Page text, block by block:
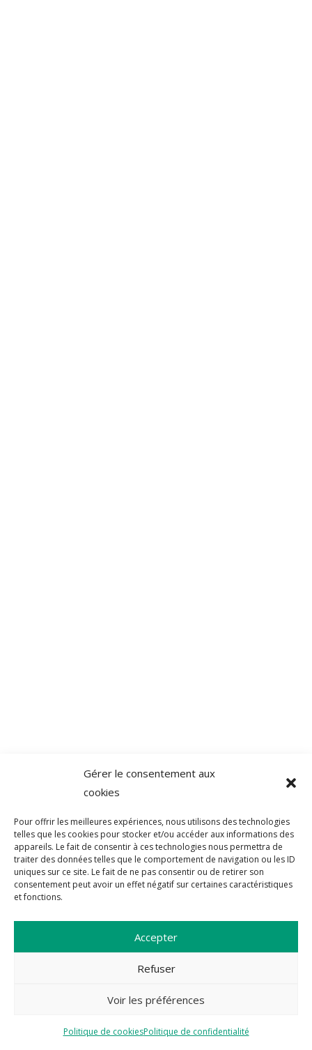
Gérer le consentement aux
cookies
Pour offrir les meilleures expériences, nous utilisons des technologies
telles que les cookies pour stocker et/ou accéder aux informations des
appareils. Le fait de consentir à ces technologies nous permettra de
traiter des données telles que le comportement de navigation ou les ID
uniques sur ce site. Le fait de ne pas consentir ou de retirer son
consentement peut avoir un effet négatif sur certaines caractéristiques
et fonctions.
Accepter
Refuser
Voir les préférences
Politique de cookiesPolitique de confidentialité